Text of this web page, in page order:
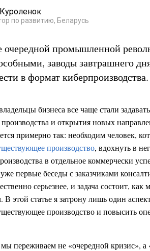
по развитию, Беларусь
очередной промышленной
заводы завтрашнего
в формат киберпроизводства.
бизнеса все чаще стали
и открытия новых
примерно так: необходим человек,
производство, вдохнуть в
в отдельное коммерчески
первые беседы с заказчиками
серьезнее, и задача состоит,
В этой статье я затрону лишь один
производство и повысить
переживаем не «очередной кризис», а